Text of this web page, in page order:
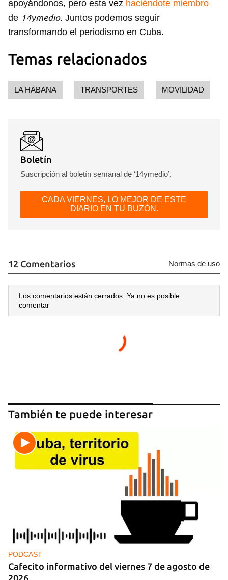
apoyándonos, pero esta vez haciéndote miembro
de 14ymedio. Juntos podemos seguir
transformando el periodismo en Cuba.
Temas relacionados
LA HABANA TRANSPORTES MOVILIDAD
Boletín
Suscripción al boletín semanal de ‘14ymedio’.
CADA VIERNES, LO MEJOR DE ESTE
DIARIO EN TU BUZÓN.
12 Comentarios Normas de uso
Los comentarios están cerrados. Ya no es posible
comentar
También te puede interesar
PODCAST
Cafecito informativo del viernes 7 de agosto de